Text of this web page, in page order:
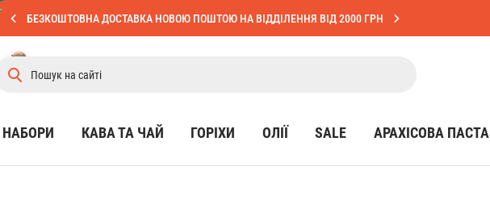
БЕЗКОШТОВНА ДОСТАВКА НОВОЮ ПОШТОЮ НА ВІДДІЛЕННЯ ВІД 2000 ГРН
НАБОРИ КАВА ТА ЧАЙ ГОРІХИ ОЛІЇ SALE АРАХІСОВА ПАСТА